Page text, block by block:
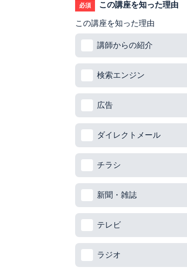
必須 この講座を知った理由
この講座を知った理由
講師からの紹介
検索エンジン
広告
ダイレクトメール
チラシ
新聞・雑誌
テレビ
ラジオ